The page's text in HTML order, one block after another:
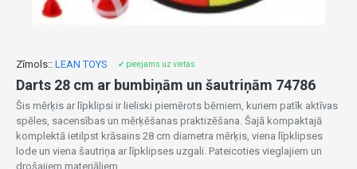
Zīmols:: LEAN TOYS ✔ pieejams uz vietas
Darts 28 cm ar bumbiņām un šautriņām 74786
Šis mērķis ar līpklipsi ir lieliski piemērots bērniem, kuriem patīk aktīvas
spēles, sacensības un mērķēšanas praktizēšana. Šajā kompaktajā
komplektā ietilpst krāsains 28 cm diametra mērķis, viena līpklipses
lode un viena šautriņa ar līpklipses uzgali. Pateicoties vieglajiem un
drošajiem materiāliem,..